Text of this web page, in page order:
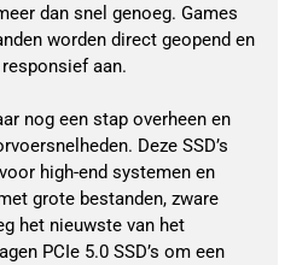
dan snel genoeg. Games
worden direct geopend en
aan.
nog een stap overheen en
Deze SSD’s
high-end systemen en
grote bestanden, zware
het nieuwste van het
PCIe 5.0 SSD’s om een